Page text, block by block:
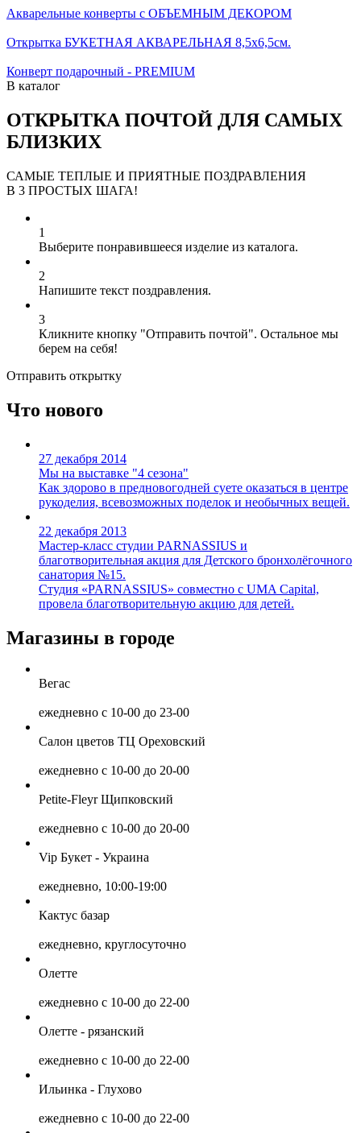
Акварельные конверты с ОБЪЕМНЫМ ДЕКОРОМ
Открытка БУКЕТНАЯ АКВАРЕЛЬНАЯ 8,5х6,5см.
Конверт подарочный - PREMIUM
В каталог
ОТКРЫТКА ПОЧТОЙ ДЛЯ САМЫХ
БЛИЗКИХ
САМЫЕ ТЕПЛЫЕ И ПРИЯТНЫЕ ПОЗДРАВЛЕНИЯ
В 3 ПРОСТЫХ ШАГА!
1
Выберите понравившееся изделие из каталога.
2
Напишите текст поздравления.
3
Кликните кнопку "Отправить почтой". Остальное мы
берем на себя!
Отправить открытку
Что нового
27 декабря 2014
Мы на выставке "4 сезона"
Как здорово в предновогодней суете оказаться в центре
рукоделия, всевозможных поделок и необычных вещей.
22 декабря 2013
Мастер-класс студии PARNASSIUS и
благотворительная акция для Детского бронхолёгочного
санатория №15.
Cтудия «PARNASSIUS» совместно с UMA Capital,
провела благотворительную акцию для детей.
Магазины в городе
Вегас
ежедневно с 10-00 до 23-00
Салон цветов ТЦ Ореховский
ежедневно с 10-00 до 20-00
Petite-Fleyr Щипковский
ежедневно с 10-00 до 20-00
Vip Букет - Украина
ежедневно, 10:00-19:00
Кактус базар
ежедневно, круглосуточно
Олетте
ежедневно с 10-00 до 22-00
Олетте - рязанский
ежедневно с 10-00 до 22-00
Ильинка - Глухово
ежедневно с 10-00 до 22-00